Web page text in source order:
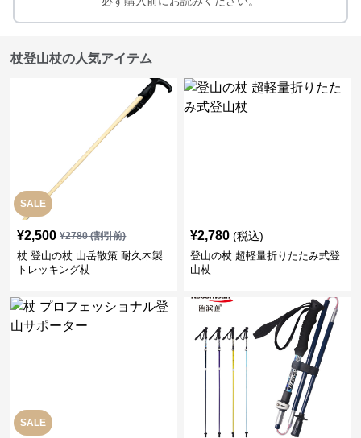
杖登山杖の人気アイテム
SALE
¥2,500 ¥2780(割引前)
杖 登山の杖 山岳散策 耐久木製
トレッキング杖
¥2,780 (税込)
登山の杖 超軽量折りたたみ式登
山杖
SALE